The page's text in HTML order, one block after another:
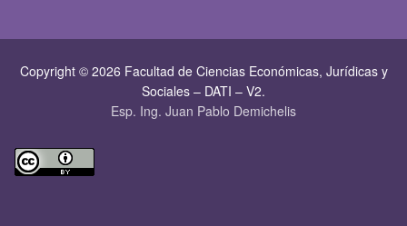
Copyright © 2026 Facultad de Ciencias Económicas, Jurí­dicas y
Sociales – DATI – V2.
Esp. Ing. Juan Pablo Demichelis